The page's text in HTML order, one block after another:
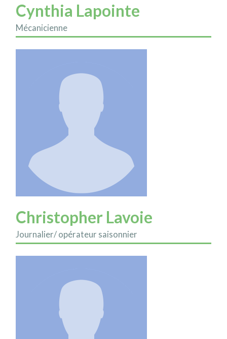
Cynthia Lapointe
Mécanicienne
Christopher Lavoie
Journalier/ opérateur saisonnier